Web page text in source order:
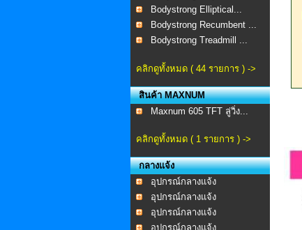
Bodystrong Elliptical...
Bodystrong Recumbent ...
Bodystrong Treadmill ...
คลิกดูทั้งหมด ( 44 รายการ ) ->
สินค้า MAXNUM
Maxnum 605 TFT ลู่วิ่ง...
คลิกดูทั้งหมด ( 1 รายการ ) ->
กลางแจ้ง
อุปกรณ์กลางแจ้ง
อุปกรณ์กลางแจ้ง
อุปกรณ์กลางแจ้ง
อุปกรณ์กลางแจ้ง